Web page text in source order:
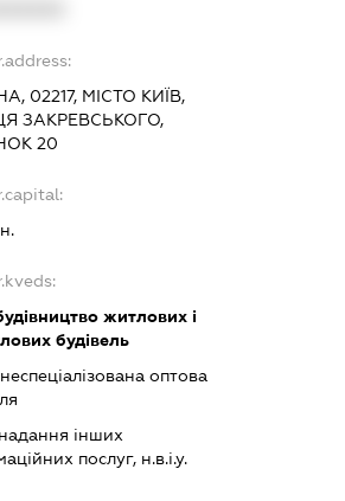
02217, МІСТО КИЇВ,
ЗАКРЕВСЬКОГО,
20
житлових і
будівель
оптова
інших
послуг, н.в.і.у.